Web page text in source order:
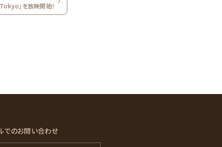
」を放映開始！
でのお問い合わせ